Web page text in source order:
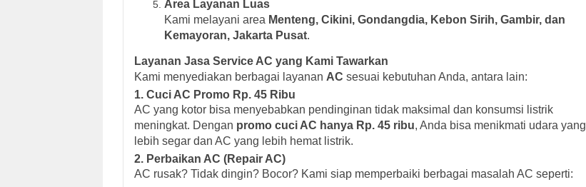
Area Layanan Luas
Kami melayani area Menteng, Cikini, Gondangdia, Kebon Sirih, Gambir, dan
Kemayoran, Jakarta Pusat.
Layanan Jasa Service AC yang Kami Tawarkan
Kami menyediakan berbagai layanan AC sesuai kebutuhan Anda, antara lain:
1. Cuci AC Promo Rp. 45 Ribu
AC yang kotor bisa menyebabkan pendinginan tidak maksimal dan konsumsi listrik
meningkat. Dengan promo cuci AC hanya Rp. 45 ribu, Anda bisa menikmati udara yang
lebih segar dan AC yang lebih hemat listrik.
2. Perbaikan AC (Repair AC)
AC rusak? Tidak dingin? Bocor? Kami siap memperbaiki berbagai masalah AC seperti: